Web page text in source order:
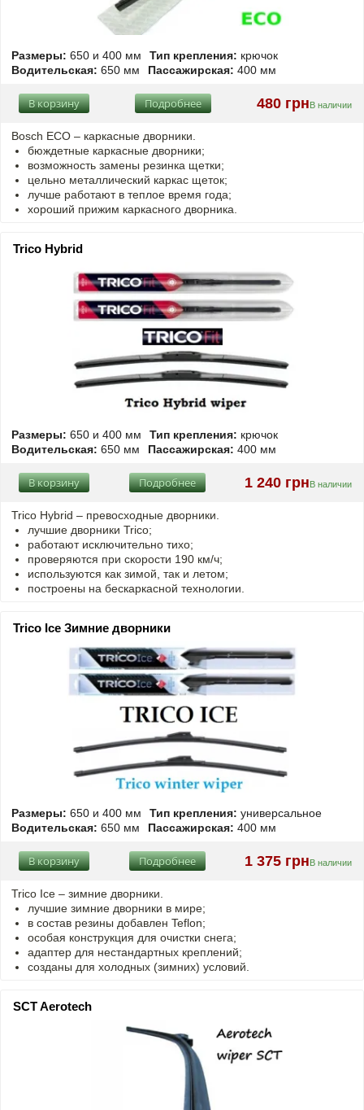
Размеры: 650 и 400 мм Тип крепления: крючок
Водительская: 650 мм Пассажирская: 400 мм
480 грн В наличии
Подробнее
В корзину
Bosch ECO – каркасные дворники.
бюждетные каркасные дворники;
возможность замены резинка щетки;
цельно металлический каркас щеток;
лучше работают в теплое время года;
хороший прижим каркасного дворника.
Trico Hybrid
Размеры: 650 и 400 мм Тип крепления: крючок
Водительская: 650 мм Пассажирская: 400 мм
1 240 грнВ наличии
Подробнее
В корзину
Trico Hybrid – превосходные дворники.
лучшие дворники Trico;
работают исключительно тихо;
проверяются при скорости 190 км/ч;
используются как зимой, так и летом;
построены на бескаркасной технологии.
Trico Ice Зимние дворники
Размеры: 650 и 400 мм Тип крепления: универсальное
Водительская: 650 мм Пассажирская: 400 мм
1 375 грнВ наличии
Подробнее
В корзину
Trico Ice – зимние дворники.
лучшие зимние дворники в мире;
в состав резины добавлен Teflon;
особая конструкция для очистки снега;
адаптер для нестандартных креплений;
созданы для холодных (зимних) условий.
SCT Aerotech